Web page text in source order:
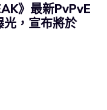
》最新PvPvE
，宣布將於